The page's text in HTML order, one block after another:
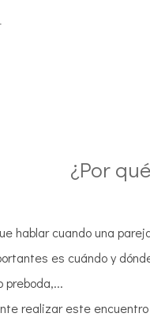
¿Por
hablar cuando una
es cuándo y
preboda,...
realizar este encuentro